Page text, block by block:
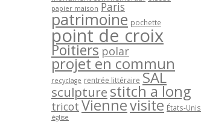
papier maison Paris
patrimoine pochette
point de croix
Poitiers polar
projet en commun
recyclage rentrée littéraire SAL
sculpture stitch a long
tricot Viennevisite États-Unis
église